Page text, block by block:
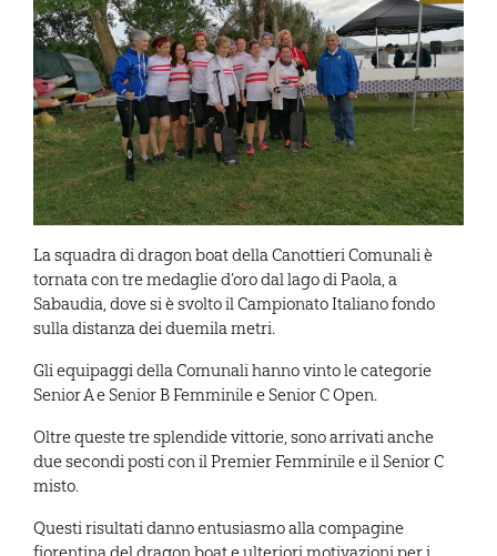
La squadra di dragon boat della Canottieri Comunali è
tornata con tre medaglie d’oro dal lago di Paola, a
Sabaudia, dove si è svolto il Campionato Italiano fondo
sulla distanza dei duemila metri.
Gli equipaggi della Comunali hanno vinto le categorie
Senior A e Senior B Femminile e Senior C Open.
Oltre queste tre splendide vittorie, sono arrivati anche
due secondi posti con il Premier Femminile e il Senior C
misto.
Questi risultati danno entusiasmo alla compagine